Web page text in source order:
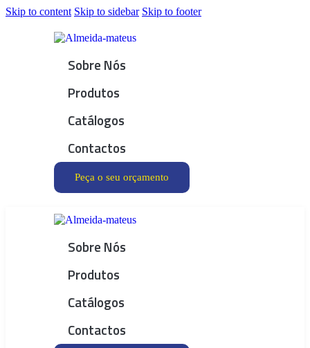
Skip to content Skip to sidebar Skip to footer
Sobre Nós
Produtos
Catálogos
Contactos
Peça o seu orçamento
Sobre Nós
Produtos
Catálogos
Contactos